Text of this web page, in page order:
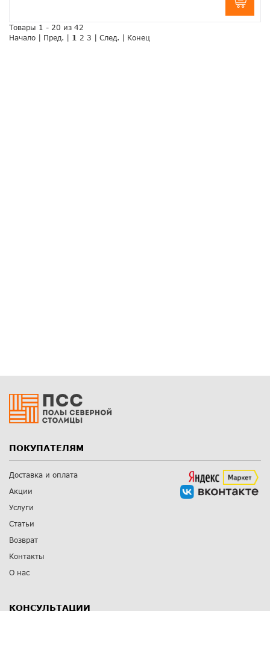
Товары 1 - 20 из 42
Начало | Пред. | 1 2 3 След. Конец
ПОКУПАТЕЛЯМ
Доставка и оплата
Акции
Услуги
Статьи
Возврат
Контакты
О нас
КОНСУЛЬТАЦИИ